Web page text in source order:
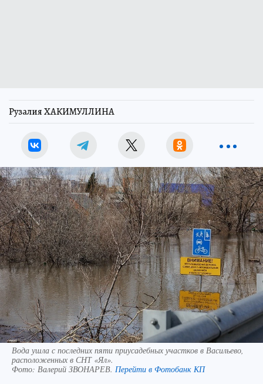
Рузалия ХАКИМУЛЛИНА
Вода ушла с последних пяти приусадебных участков в Васильево,
расположенных в СНТ «Ял».
Фото: Валерий ЗВОНАРЕВ. Перейти в Фотобанк КП